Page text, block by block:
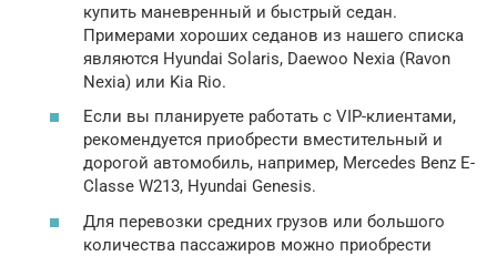
купить маневренный и быстрый седан.
Примерами хороших седанов из нашего списка
являются Hyundai Solaris, Daewoo Nexia (Ravon
Nexia) или Kia Rio.
Если вы планируете работать с VIP-клиентами,
рекомендуется приобрести вместительный и
дорогой автомобиль, например, Mercedes Benz E-
Classe W213, Hyundai Genesis.
Для перевозки средних грузов или большого
количества пассажиров можно приобрести